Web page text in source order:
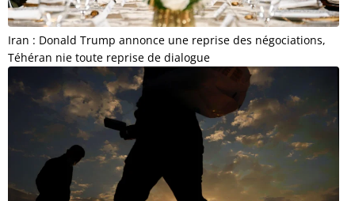
Iran : Donald Trump annonce une reprise des négociations,
Téhéran nie toute reprise de dialogue